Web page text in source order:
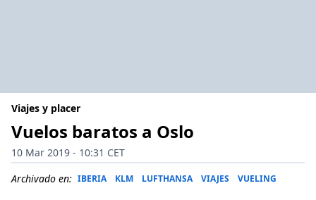
Viajes y placer
Vuelos baratos a Oslo
10 Mar 2019 - 10:31 CET
Archivado en: IBERIA KLM LUFTHANSA VIAJES VUELING